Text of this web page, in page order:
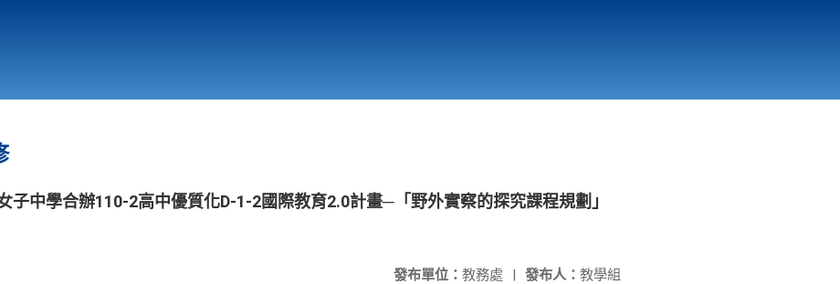
子中學合辦110-2高中優質化D-1-2國際教育2.0計畫─「野外實察的探究課程規劃」
發布人： 教學組
發布單位： 教務處 |